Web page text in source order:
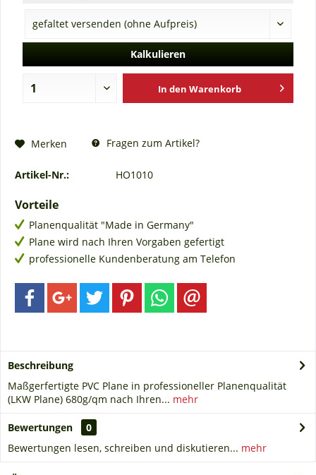
Kalkulieren
In den Warenkorb
Merken Fragen zum Artikel?
Artikel-Nr.: HO1010
Vorteile
Planenqualität "Made in Germany"
Plane wird nach Ihren Vorgaben gefertigt
professionelle Kundenberatung am Telefon
Beschreibung
Maßgerfertigte PVC Plane in professioneller Planenqualität
(LKW Plane) 680g/qm nach Ihren... mehr
Bewertungen
0
Bewertungen lesen, schreiben und diskutieren... mehr